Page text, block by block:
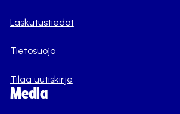
Laskutustiedot
Tietosuoja
Tilaa uutiskirje
Media